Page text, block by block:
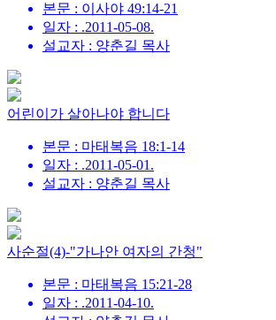
본문 : 이사야 49:14-21
일자 : .2011-05-08.
설교자 : 양춘길 목사
어린이가 살아나야 합니다
본문 : 마태복음 18:1-14
일자 : .2011-05-01.
설교자 : 양춘길 목사
사순절(4)-"가나안 여자의 간청"
본문 : 마태복음 15:21-28
일자 : .2011-04-10.